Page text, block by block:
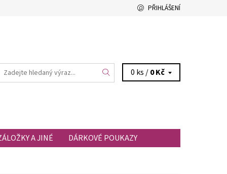
PŘIHLÁŠENÍ
0 ks /0 Kč
A JINÉ
DÁRKOVÉ POUKAZY